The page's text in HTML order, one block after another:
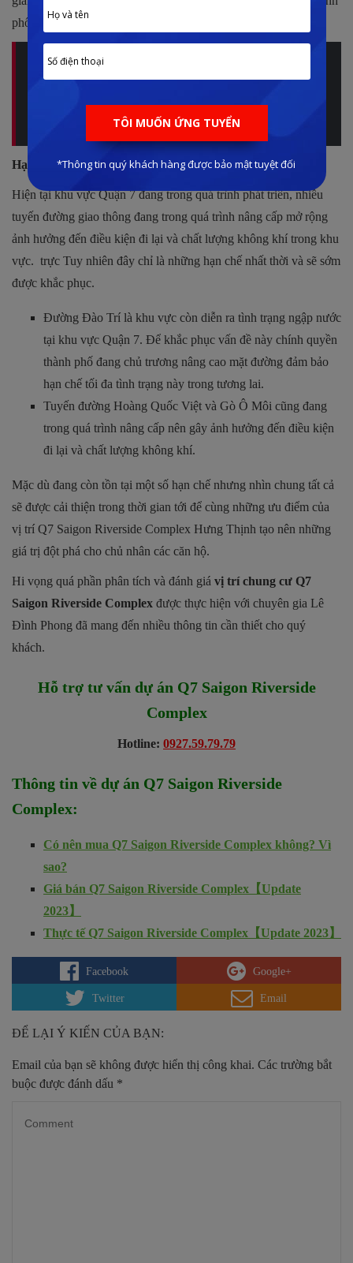
phố lớn như Sài Gòn hiện nay.
Update bảng giá chi tiết và tiến độ thi công dự án bởi Lê
Đình Phong mới nhất 2023. Phân tích các thông tin xoay
quanh dự án và đánh giá ưu nhược điểm, xem nhanh:
SAIGON RIVERSIDE COMPLEX
Hạn chế vị trí:
Hiện tại khu vực Quận 7 đang trong quá trình phát triển, nhiều
tuyến đường giao thông đang trong quá trình nâng cấp mở rộng
ảnh hưởng đến điều kiện đi lại và chất lượng không khí trong khu
vực. trực Tuy nhiên đây chỉ là những hạn chế nhất thời và sẽ sớm
được khắc phục.
Đường Đào Trí là khu vực còn diễn ra tình trạng ngập nước
tại khu vực Quận 7. Để khắc phục vấn đề này chính quyền
thành phố đang chủ trương nâng cao mặt đường đảm bảo
hạn chế tối đa tình trạng này trong tương lai.
Tuyến đường Hoàng Quốc Việt và Gò Ô Môi cũng đang
trong quá trình nâng cấp nên gây ảnh hưởng đến điều kiện
đi lại và chất lượng không khí.
Mặc dù đang còn tồn tại một số hạn chế nhưng nhìn chung tất cả
sẽ được cải thiện trong thời gian tới để cùng những ưu điểm của
vị trí Q7 Saigon Riverside Complex Hưng Thịnh tạo nên những
giá trị đột phá cho chủ nhân các căn hộ.
Hi vọng quá phần phân tích và đánh giá vị trí chung cư Q7
Saigon Riverside Complex được thực hiện với chuyên gia Lê
Đình Phong đã mang đến nhiều thông tin cần thiết cho quý
khách.
Hỗ trợ tư vấn dự án Q7 Saigon Riverside
Complex
Hotline: 0927.59.79.79
Thông tin về dự án Q7 Saigon Riverside
Complex:
Có nên mua Q7 Saigon Riverside Complex không? Vì
sao?
Giá bán Q7 Saigon Riverside Complex【Update
2023】
Thực tế Q7 Saigon Riverside Complex【Update 2023】
Facebook Google+
Twitter Email
ĐỂ LẠI Ý KIẾN CỦA BẠN:
Email của bạn sẽ không được hiển thị công khai. Các trường bắt
buộc được đánh dấu *